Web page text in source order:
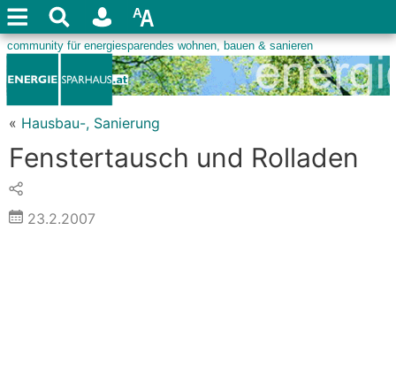
« Hausbau-, Sanierung
Fenstertausch und Rolladen
23.2.2007